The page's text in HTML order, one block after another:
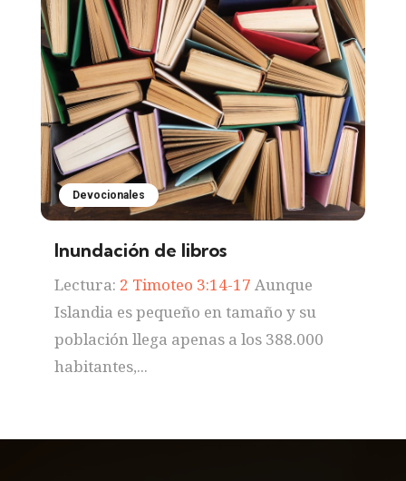
Devocionales
Inundación de libros
Lectura: 2 Timoteo 3:14-17 Aunque
Islandia es pequeño en tamaño y su
población llega apenas a los 388.000
habitantes,...